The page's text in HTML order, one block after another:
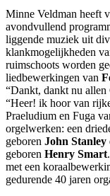
Minne Veldman heeft
avondvullend
liggende muziek uit
klankmogelijkheden
ruimschoots worden
liedbewerkingen van
“Dankt, dankt nu allen
“Heer! ik hoor van
Praeludium en Fuga
orgelwerken: een
geboren John Stanley
geboren Henry Smart
met een
gedurende 40 jaren